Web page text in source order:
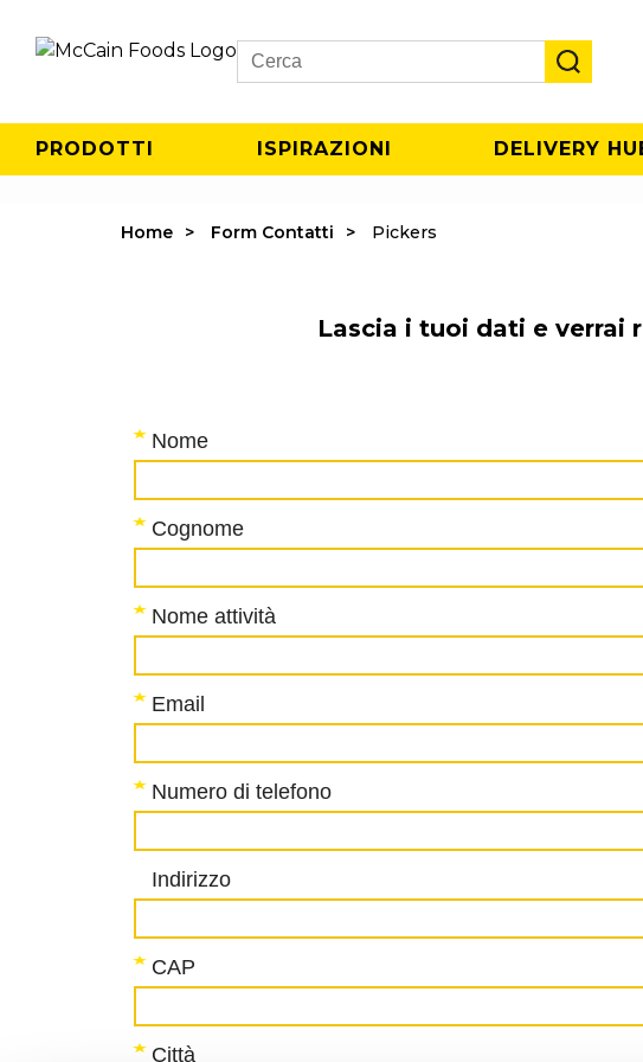
Search
PRODOTTI ISPIRAZIONI DELIVERY
Home Form Contatti Pickers
Lascia i tuoi dati e verrai